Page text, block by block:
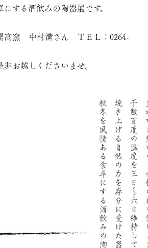
する酒飲みの陶器展です。
高窯 中村満さん ＴＥＬ：0264-
非お越しくださいませ。